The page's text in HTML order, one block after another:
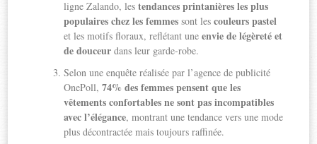
ligne Zalando, les tendances printanières les plus
populaires chez les femmes sont lescouleurs pastel
et les motifs floraux, reflétant uneenvie de légèreté et
de douceur dans leur garde-robe.
Selon une enquête réalisée par l’agence de publicité
OnePoll,74% des femmes pensent que les
vêtements confortables ne sont pas incompatibles
avec l’élégance, montrant une tendance vers une mode
plus décontractée mais toujours raffinée.